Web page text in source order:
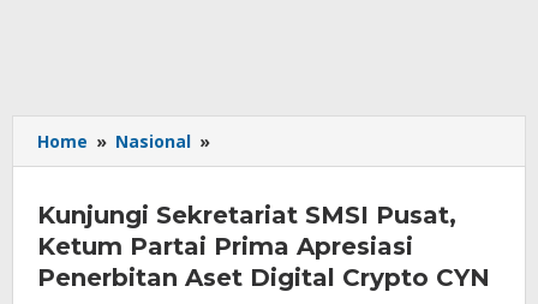
Home » Nasional »
Sekretariat
Pusat,
Ketum
Partai
Prima
Kunjungi Sekretariat SMSI Pusat,
Ketum Partai Prima Apresiasi
Penerbitan Aset Digital Crypto CYN